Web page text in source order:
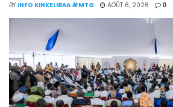
BY INFO KINKELIBAA #MTG AOÛT 6, 2026 0